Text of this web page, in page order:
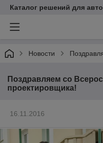
Каталог решений для
Новости
Поздравляем со
проектировщика!
16.11.2016